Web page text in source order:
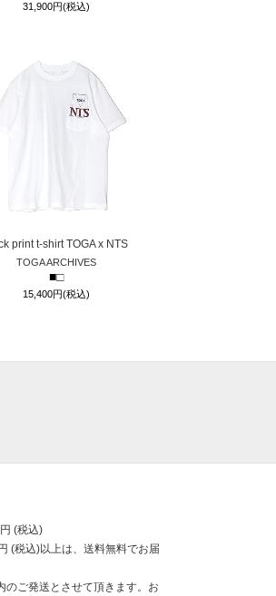
31,900円(税込)
print t-shirt TOGA x NTS
TOGA ARCHIVES
■□
15,400円(税込)
(税込)
(税込)以上は、送料無料でお届
のご発送とさせて頂きます。お